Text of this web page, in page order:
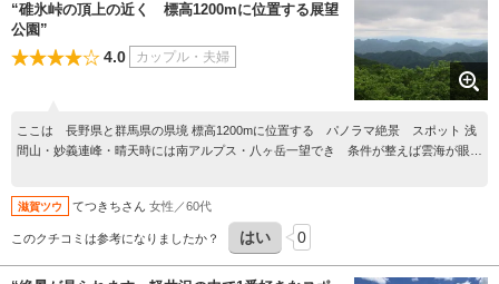
“碓氷峠の頂上の近く 標高1200mに位置する展望
公園”
4.0 カップル・夫婦
ここは 長野県と群馬県の県境 標高1200mに位置する パノラマ絶景 スポット 浅
間山・妙義連峰・晴天時には南アルプス・八ヶ岳一望でき 条件が整えば雲海が眼下
ことができました
滋賀ツウ てつきちさん 女性／60代
このクチコミは参考になりましたか？ はい 0